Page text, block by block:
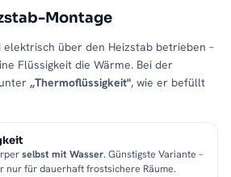
Montage
über den Heizstab betrieben –
Flüssigkeit die Wärme. Bei der
„Thermoflüssigkeit", wie er befüllt
selbst mit Wasser. Günstigste Variante –
nur für dauerhaft frostsichere Räume.